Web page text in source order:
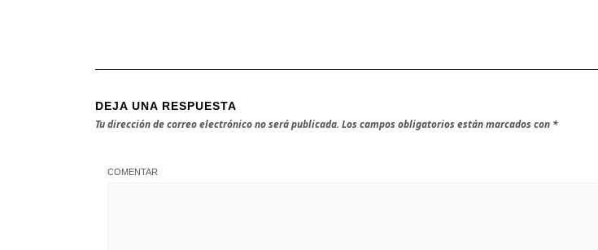
DEJA UNA RESPUESTA
Tu dirección de correo electrónico no será publicada. Los campos obligatorios están marcados con *
COMENTAR